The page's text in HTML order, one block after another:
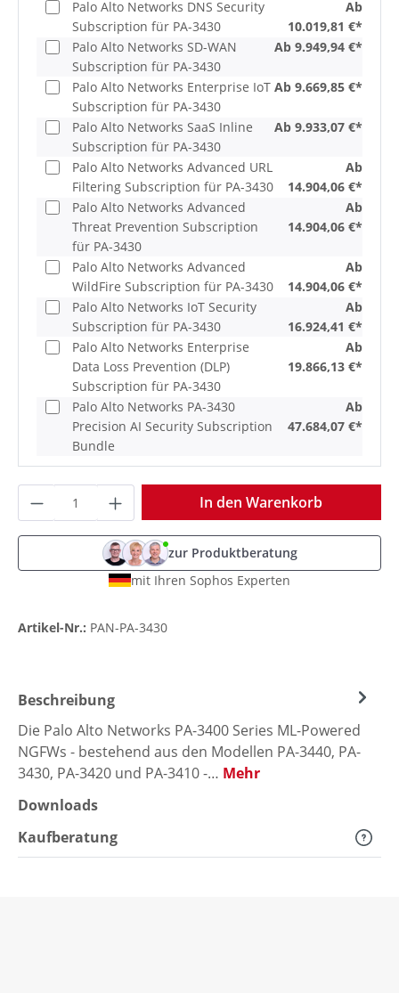
Palo Alto Networks DNS Security
Subscription für PA-3430
Ab
10.019,81 €*
Palo Alto Networks SD-WAN
Subscription für PA-3430
Ab 9.949,94 €*
Palo Alto Networks Enterprise IoT
Subscription für PA-3430
Ab 9.669,85 €*
Palo Alto Networks SaaS Inline
Subscription für PA-3430
Ab 9.933,07 €*
Palo Alto Networks Advanced URL
Filtering Subscription für PA-3430
Ab
14.904,06 €*
Palo Alto Networks Advanced
Threat Prevention Subscription
für PA-3430
Ab
14.904,06 €*
Palo Alto Networks Advanced
WildFire Subscription für PA-3430
Ab
14.904,06 €*
Palo Alto Networks IoT Security
Subscription für PA-3430
Ab
16.924,41 €*
Palo Alto Networks Enterprise
Data Loss Prevention (DLP)
Subscription für PA-3430
Ab
19.866,13 €*
Palo Alto Networks PA-3430
Precision AI Security Subscription
Bundle
Ab
47.684,07 €*
Produkt Anzahl: Gib den gewünschten
In den Warenkorb
zur Produktberatung
mit Ihren Sophos Experten
Artikel-Nr.: PAN-PA-3430
Beschreibung
Die Palo Alto Networks PA-3400 Series ML-Powered
NGFWs - bestehend aus den Modellen PA-3440, PA-
3430, PA-3420 und PA-3410 -… Mehr
Downloads
Kaufberatung